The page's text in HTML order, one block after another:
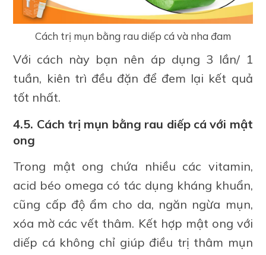
Cách trị mụn bằng rau diếp cá và nha đam
Với cách này bạn nên áp dụng 3 lần/ 1
tuần, kiên trì đều đặn để đem lại kết quả
tốt nhất.
4.5. Cách trị mụn bằng rau diếp cá với mật
ong
Trong mật ong chứa nhiều các vitamin,
acid béo omega có tác dụng kháng khuẩn,
cũng cấp độ ẩm cho da, ngăn ngừa mụn,
xóa mờ các vết thâm. Kết hợp mật ong với
diếp cá không chỉ giúp điều trị thâm mụn